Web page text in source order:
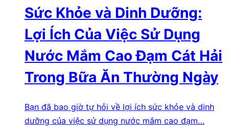
Sức Khỏe và Dinh Dưỡng:
Lợi Ích Của Việc Sử Dụng
Nước Mắm Cao Đạm Cát Hải
Trong Bữa Ăn Thường Ngày
Bạn đã bao giờ tự hỏi về lợi ích sức khỏe và dinh
dưỡng của việc sử dụng nước mắm cao đạm…